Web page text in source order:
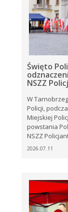
Święto
NSZZ
W
Policji,
Miejskiej
powstania
NSZZ
2026.07.11